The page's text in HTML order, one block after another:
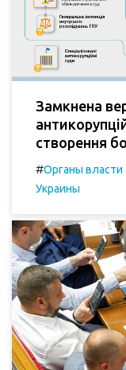
Замкнена
створення
#Органы власти
Украины